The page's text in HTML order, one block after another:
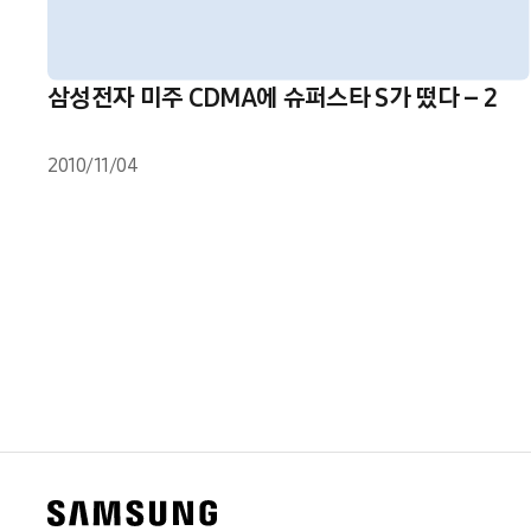
삼성전자 미주 CDMA에 슈퍼스타 S가 떴다 – 2
2010/11/04